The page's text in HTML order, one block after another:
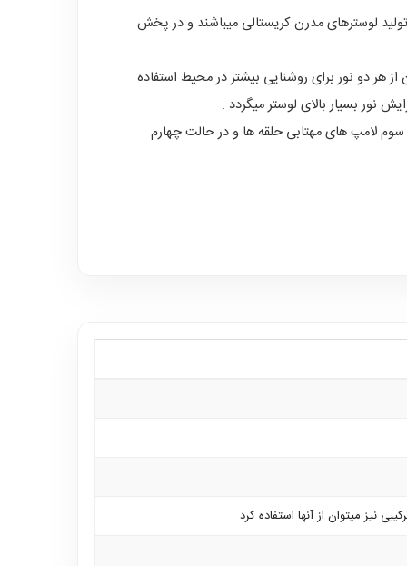
کریستال در تولید لوسترهای مدرن کریستالی میباشند و در پخش
دو نور برای روشنایی بیشتر در محیط استفاده
نور بسیار بالای لوستر میگردد .
لامپ های مهتابی حلقه ها و در حالت چهارم
میتوان از آنها استفاده کرد